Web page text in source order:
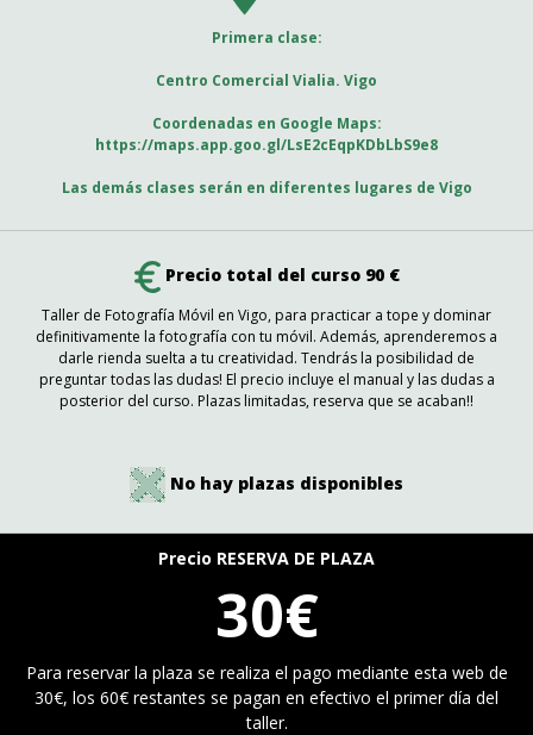
Primera clase:
Centro Comercial Vialia. Vigo
Coordenadas en Google Maps:
https://maps.app.goo.gl/LsE2cEqpKDbLbS9e8
Las demás clases serán en diferentes lugares de Vigo
Precio total del curso 90 €
Taller de Fotografía Móvil en Vigo, para practicar a tope y dominar
definitivamente la fotografía con tu móvil. Además, aprenderemos a
darle rienda suelta a tu creatividad. Tendrás la posibilidad de
preguntar todas las dudas! El precio incluye el manual y las dudas a
posterior del curso. Plazas limitadas, reserva que se acaban!!
No hay plazas disponibles
Precio RESERVA DE PLAZA
30€
Para reservar la plaza se realiza el pago mediante esta web de
30€, los 60€ restantes se pagan en efectivo el primer día del
taller.